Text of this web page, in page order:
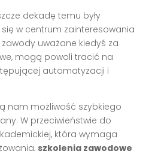
dekadę temu były
w centrum zainteresowania
uważane kiedyś za
mogą powoli tracić na
automatyzacji i
nam możliwość szybkiego
W przeciwieństwie do
która wymaga
szkolenia zawodowe